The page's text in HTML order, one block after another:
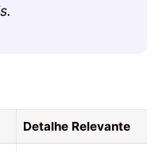
Detalhe Relevante